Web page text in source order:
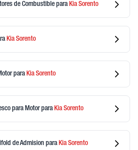
de Combustible para KiaSorento
KiaSorento
para KiaSorento
para Motorpara KiaSorento
de Admision para KiaSorento